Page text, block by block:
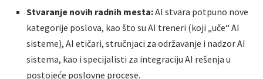
Stvaranje novih radnih mesta:AI stvara potpuno nove
kategorije poslova, kao što su AI treneri (koji „uče“ AI
sisteme), AI etičari, stručnjaci za održavanje i nadzor AI
sistema, kao i specijalisti za integraciju AI rešenja u
postojeće poslovne procese.